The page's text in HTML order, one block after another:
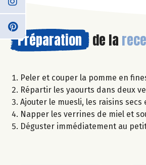
Préparation de la
Peler et couper la pomme en
Répartir les yaourts dans deux
Ajouter le muesli, les raisins
Napper les verrines de miel et
Déguster immédiatement au